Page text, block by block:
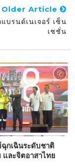
Older Article
บรนด์เนเจอร์ เซ็น
เซชั่น
กเฉินระดับชาติ
และจิตอาสาไทย